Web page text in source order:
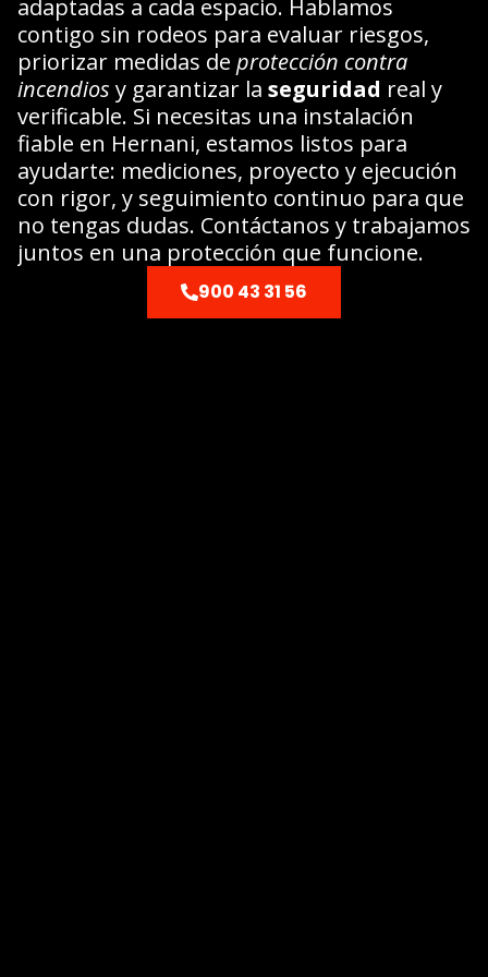
adaptadas a cada espacio. Hablamos
contigo sin rodeos para evaluar riesgos,
priorizar medidas de protección contra
incendios y garantizar la seguridad real y
verificable. Si necesitas una instalación
fiable en Hernani, estamos listos para
ayudarte: mediciones, proyecto y ejecución
con rigor, y seguimiento continuo para que
no tengas dudas. Contáctanos y trabajamos
juntos en una protección que funcione.
900 43 31 56